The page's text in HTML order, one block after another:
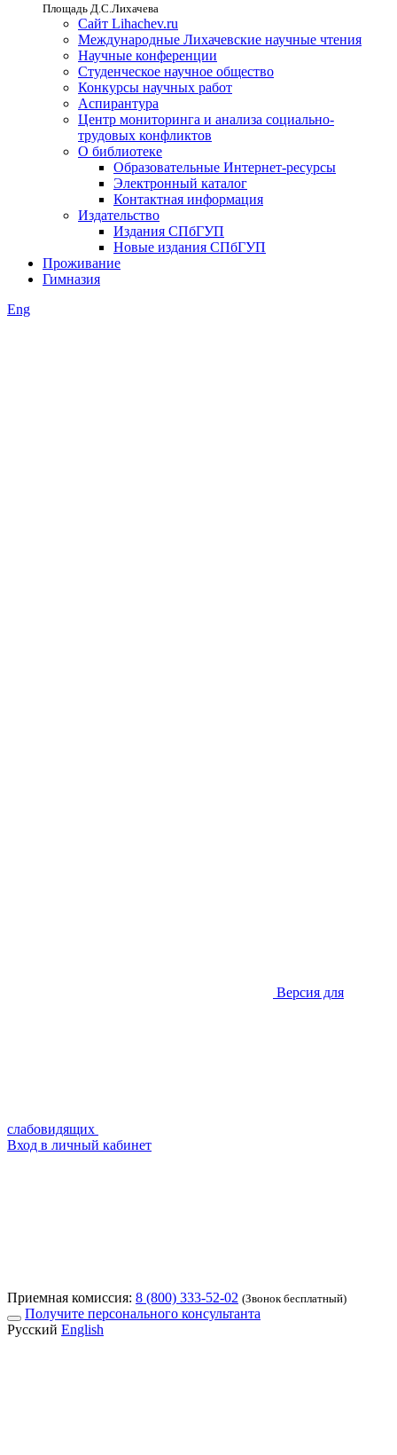
Площадь Д.С.Лихачева
Сайт Lihachev.ru
Международные Лихачевские научные чтения
Научные конференции
Студенческое научное общество
Конкурсы научных работ
Аспирантура
Центр мониторинга и анализа социально-
трудовых конфликтов
О библиотеке
Образовательные Интернет-ресурсы
Электронный каталог
Контактная информация
Издательство
Издания СПбГУП
Новые издания СПбГУП
Проживание
Гимназия
Eng
Версия для
слабовидящих
Вход в личный кабинет
Приемная комиссия: 8 (800) 333-52-02 (Звонок бесплатный)
Получите персонального консультанта
Русский English